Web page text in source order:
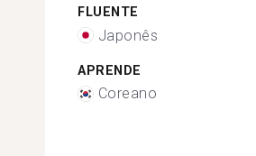
FLUENTE
Japonês
APRENDE
Coreano